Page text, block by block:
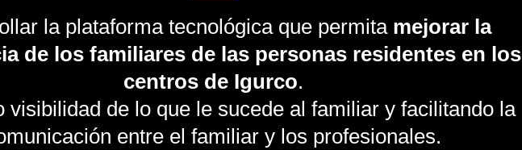
la plataforma tecnológica que permita mejorar la
de los familiares de las personas residentes en los
centros de Igurco.
visibilidad de lo que le sucede al familiar y facilitando la
entre el familiar y los profesionales.